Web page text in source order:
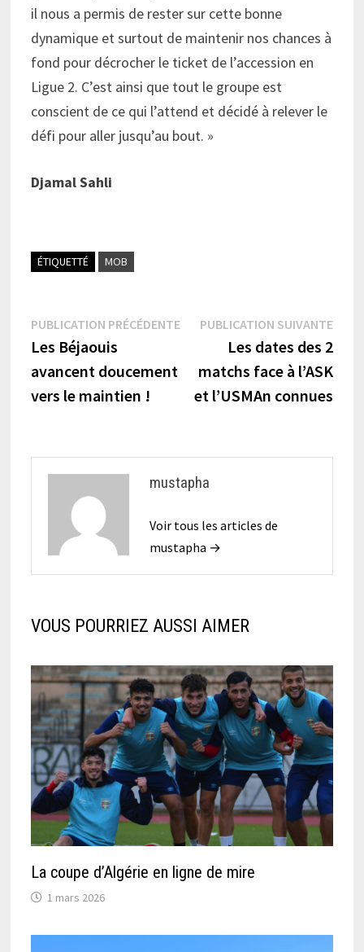
il nous a permis de rester sur cette bonne
dynamique et surtout de maintenir nos chances à
fond pour décrocher le ticket de l’accession en
Ligue 2. C’est ainsi que tout le groupe est
conscient de ce qui l’attend et décidé à relever le
défi pour aller jusqu’au bout. »
Djamal Sahli
ÉTIQUETTÉ MOB
Navigation
de
l’article
PUBLICATION PRÉCÉDENTEPublication
précédente :
Les Béjaouis
avancent doucement
vers le maintien !
PUBLICATION SUIVANTE
Les dates des 2
matchs face à l’ASK
et l’USMAn connues
mustapha
Voir tous les articles de
mustapha →
VOUS POURRIEZ AUSSI AIMER
La coupe d’Algérie en ligne de mire
1 mars 2026